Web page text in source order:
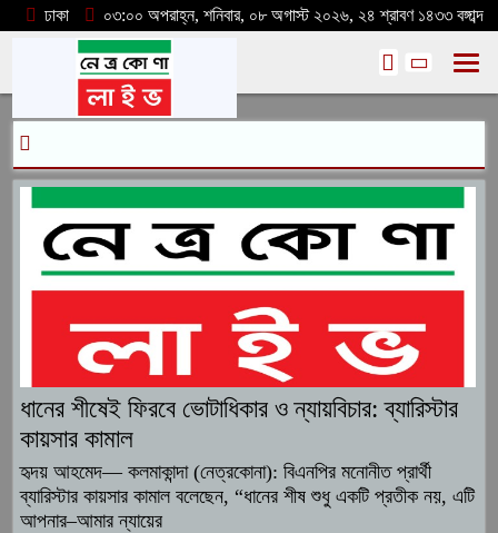
ঢাকা ০৩:০০ অপরাহ্ন, শনিবার, ০৮ অগাস্ট ২০২৬, ২৪ শ্রাবণ ১৪৩৩ বঙ্গাব্দ
ধানের শীষেই ফিরবে ভোটাধিকার ও ন্যায়বিচার: ব্যারিস্টার
কায়সার কামাল
হৃদয় আহমেদ— কলমাকান্দা (নেত্রকোনা): বিএনপির মনোনীত প্রার্থী
ব্যারিস্টার কায়সার কামাল বলেছেন, “ধানের শীষ শুধু একটি প্রতীক নয়, এটি
আপনার–আমার ন্যায়ের